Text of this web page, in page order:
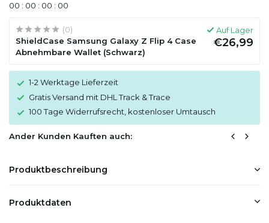
00 : 00 : 00 : 00
(0)
ShieldCase Samsung Galaxy Z Flip 4 Case
Abnehmbare Wallet (Schwarz)
Auf Lager
€26,99
1-2 Werktage Lieferzeit
Gratis Versand mit DHL Track & Trace
100 Tage Widerrufsrecht, kostenloser Umtausch
Ander Kunden Kauften auch:
Produktbeschreibung
Produktdaten